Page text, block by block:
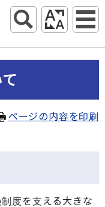
ページの内容を印刷
度を支える大きな